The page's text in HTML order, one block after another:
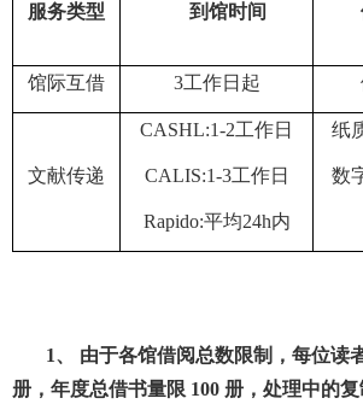
服务类型 到馆时间
馆际互借 3工作日起
文献传递
CASHL:1-2工作日
CALIS:1-3工作日
Rapido:平均24h内
纸
数
1、 由于各馆借阅总数限制，每位读
册，年度总借书量限 100 册，处理中的